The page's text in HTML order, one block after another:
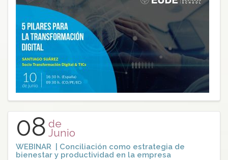
08 de
Junio
WEBINAR | Conciliación como estrategia de
bienestar y productividad en la empresa